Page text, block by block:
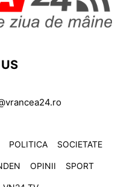
POLITICA SOCIETATE
OPINII SPORT